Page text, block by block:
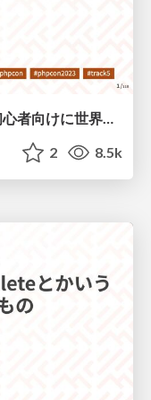
データベース/SQL超入門！完全初心者向けに世界一分かりやすく解説します
2 8.5k